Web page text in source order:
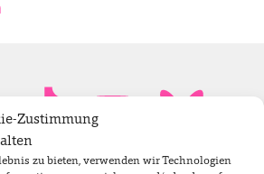
Zustimmung
zu bieten, verwenden wir Technologien